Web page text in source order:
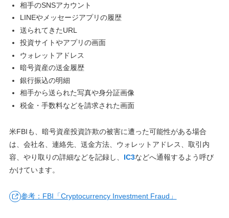
相手のSNSアカウント
LINEやメッセージアプリの履歴
送られてきたURL
投資サイトやアプリの画面
ウォレットアドレス
暗号資産の送金履歴
銀行振込の明細
相手から送られた写真や身分証画像
税金・手数料などを請求された画面
米FBIも、暗号資産投資詐欺の被害に遭った可能性がある場合
は、会社名、連絡先、送金方法、ウォレットアドレス、取引内
容、やり取りの詳細などを記録し、 IC3などへ通報するよう呼び
かけています。
参考：FBI「Cryptocurrency Investment Fraud」